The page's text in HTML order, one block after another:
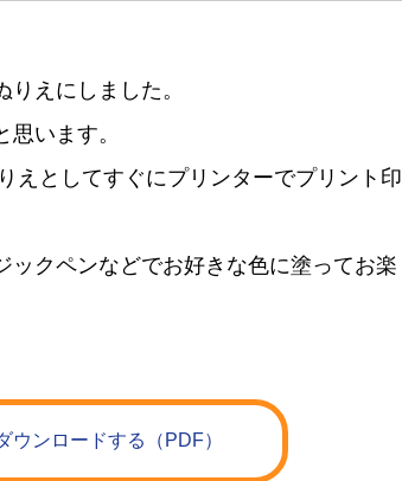
えにしました。
います。
えとしてすぐにプリンターでプリント印
クペンなどでお好きな色に塗ってお楽
ンロードする（PDF）